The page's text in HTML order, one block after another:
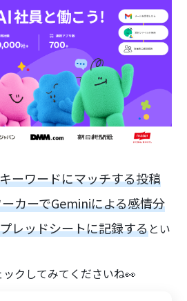
ーワードにマッチする投稿
カーでGeminiによる感情分
レッドシートに記録するとい
クしてみてくださいね👀